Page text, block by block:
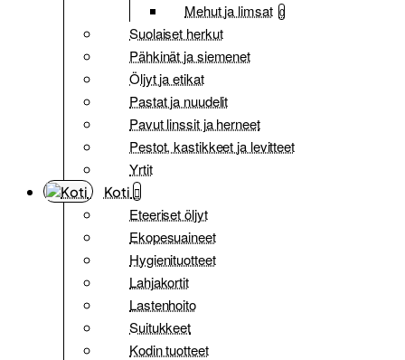
Mehut ja limsat 0
Suolaiset herkut
Pähkinät ja siemenet
Öljyt ja etikat
Pastat ja nuudelit
Pavut linssit ja herneet
Pestot, kastikkeet ja levitteet
Yrtit
Koti
Eteeriset öljyt
Ekopesuaineet
Hygienituotteet
Lahjakortit
Lastenhoito
Suitukkeet
Kodin tuotteet